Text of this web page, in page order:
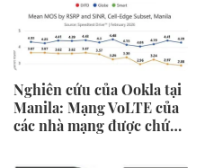
Nghiên cứu của Ookla tại
Manila: Mạng VoLTE của
các nhà mạng được chứng